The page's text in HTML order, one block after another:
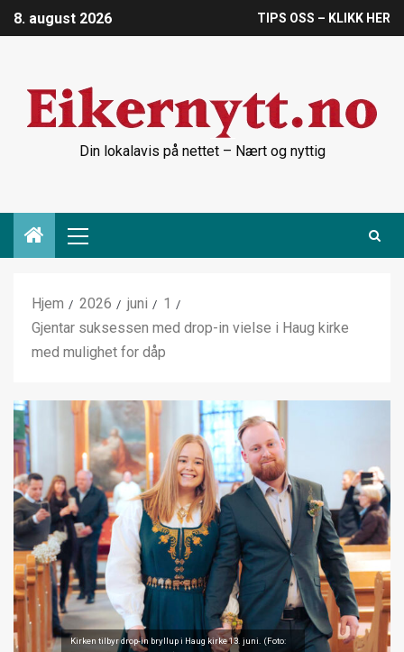
8. august 2026 TIPS OSS – KLIKK HER
Din lokalavis på nettet – Nært og nyttig
Hjem 2026 juni
1
Gjentar suksessen med drop-in vielse i Haug kirke
med mulighet for dåp
Kirken tilbyr drop-in bryllup i Haug kirke 13. juni. (Foto: